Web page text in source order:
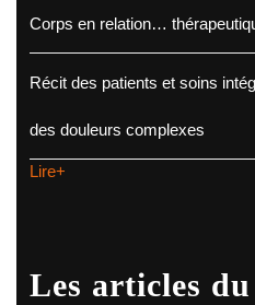
Corps en relation…
Récit des patients et soins
des douleurs complexes
Lire+
Les articles